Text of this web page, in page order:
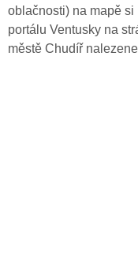
oblačnosti) na mapě
portálu Ventusky na
městě Chudíř